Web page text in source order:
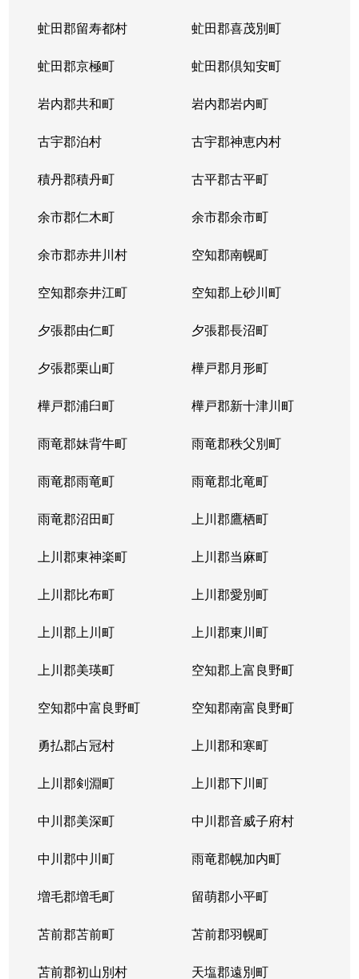
虻田郡留寿都村 虻田郡喜茂別町
虻田郡京極町 虻田郡倶知安町
岩内郡共和町 岩内郡岩内町
古宇郡泊村 古宇郡神恵内村
積丹郡積丹町 古平郡古平町
余市郡仁木町 余市郡余市町
余市郡赤井川村 空知郡南幌町
空知郡奈井江町 空知郡上砂川町
夕張郡由仁町 夕張郡長沼町
夕張郡栗山町 樺戸郡月形町
樺戸郡浦臼町 樺戸郡新十津川町
雨竜郡妹背牛町 雨竜郡秩父別町
雨竜郡雨竜町 雨竜郡北竜町
雨竜郡沼田町 上川郡鷹栖町
上川郡東神楽町 上川郡当麻町
上川郡比布町 上川郡愛別町
上川郡上川町 上川郡東川町
上川郡美瑛町 空知郡上富良野町
空知郡中富良野町 空知郡南富良野町
勇払郡占冠村 上川郡和寒町
上川郡剣淵町 上川郡下川町
中川郡美深町 中川郡音威子府村
中川郡中川町 雨竜郡幌加内町
増毛郡増毛町 留萌郡小平町
苫前郡苫前町 苫前郡羽幌町
苫前郡初山別村 天塩郡遠別町